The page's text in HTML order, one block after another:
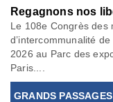
Regagnons nos
Le 108e Congrès des
d’intercommunalité
2026 au Parc des
Paris....
GRANDS